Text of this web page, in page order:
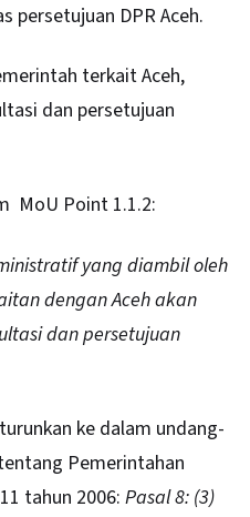
persetujuan DPR Aceh.
terkait Aceh,
dan persetujuan
MoU Point 1.1.2:
yang diambil oleh
dengan Aceh akan
dan persetujuan
ke dalam undang-
Pemerintahan
tahun 2006: Pasal 8: (3)